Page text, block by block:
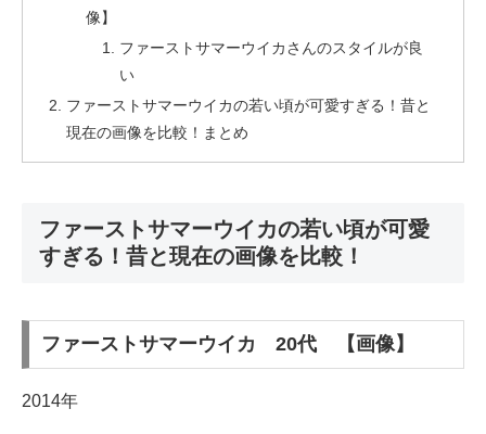
像】
ファーストサマーウイカさんのスタイルが良
い
ファーストサマーウイカの若い頃が可愛すぎる！昔と
現在の画像を比較！まとめ
ファーストサマーウイカの若い頃が可愛
すぎる！昔と現在の画像を比較！
ファーストサマーウイカ 20代 【画像】
2014年